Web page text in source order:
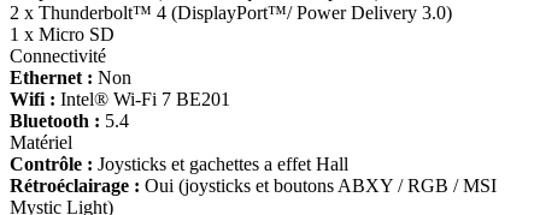
2 x Thunderbolt™ 4 (DisplayPort™/ Power Delivery 3.0)
1 x Micro SD
Connectivité
Ethernet : Non
Wifi : Intel® Wi-Fi 7 BE201
Bluetooth : 5.4
Matériel
Contrôle : Joysticks et gachettes a effet Hall
Rétroéclairage : Oui (joysticks et boutons ABXY / RGB / MSI
Mystic Light)